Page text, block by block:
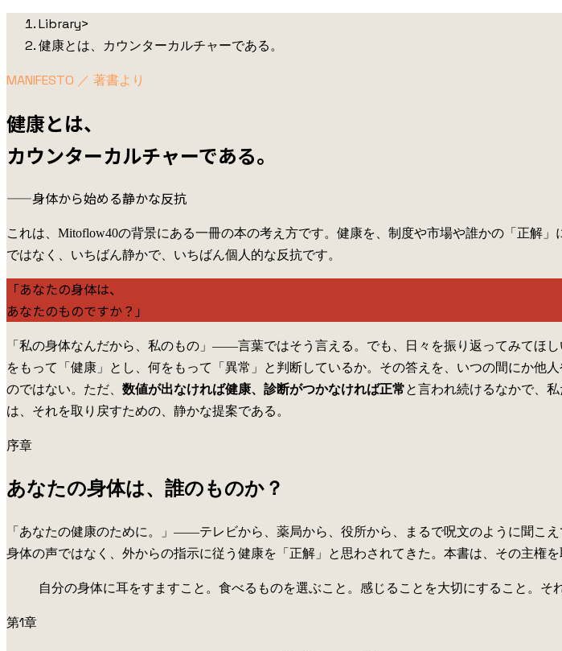
Library>
健康とは、カウンターカルチャーである。
MANIFESTO ／ 著書より
健康とは、
カウンターカルチャーである。
——身体から始める静かな反抗
これは、Mitoflow40の背景にある一冊の本の考え方です。健康を、制度や市場や誰かの「正解
ではなく、いちばん静かで、いちばん個人的な反抗です。
「あなたの身体は、
あなたのものですか？」
「私の身体なんだから、私のもの」——言葉ではそう言える。でも、日々を振り返ってみてほ
をもって「健康」とし、何をもって「異常」と判断しているか。その答えを、いつの間にか他
のではない。ただ、 数値が出なければ健康、診断がつかなければ正常と言われ続けるなかで、
は、それを取り戻すための、静かな提案である。
序章
あなたの身体は、誰のものか？
「あなたの健康のために。」——テレビから、薬局から、役所から、まるで呪文のように聞こ
身体の声ではなく、外からの指示に従う健康を「正解」と思わされてきた。本書は、その主権を
自分の身体に耳をすますこと。食べるものを選ぶこと。感じることを大切にすること。そ
第1章